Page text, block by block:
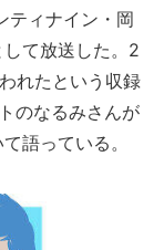
ティナイン・岡
て放送した。2
れたという収録
のなるみさんが
語っている。